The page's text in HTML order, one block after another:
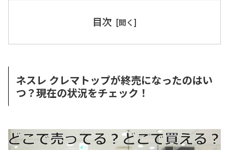
目次
ネスレ クレマトップが終売になったのはい
つ？現在の状況をチェック！